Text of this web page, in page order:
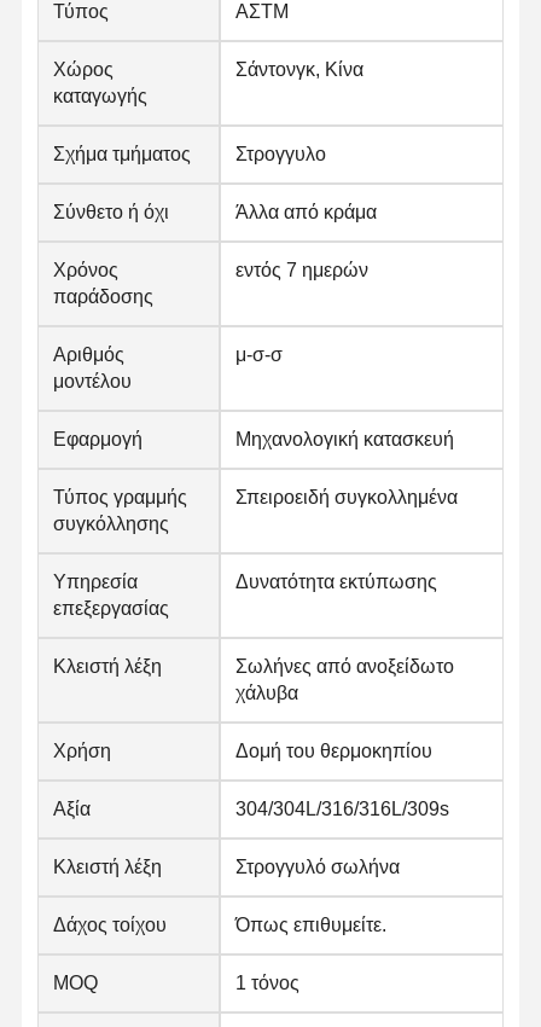
Σελίδα
Προϊόντα
Σχετικά Με
Γύρος
Τύπος ΑΣΤΜ
Χώρος
καταγωγής
Σάντονγκ, Κίνα
Σχήμα τμήματος Στρογγυλο
Σύνθετο ή όχι Άλλα από κράμα
Χρόνος
παράδοσης
εντός 7 ημερών
Αριθμός
μοντέλου
μ-σ-σ
Εφαρμογή Μηχανολογική κατασκευή
Τύπος γραμμής
συγκόλλησης
Σπειροειδή συγκολλημένα
Υπηρεσία
επεξεργασίας
Δυνατότητα εκτύπωσης
Κλειστή λέξη
Σωλήνες από ανοξείδωτο
χάλυβα
Χρήση Δομή του θερμοκηπίου
Αξία 304/304L/316/316L/309s
Κλειστή λέξη Στρογγυλό σωλήνα
Δάχος τοίχου Όπως επιθυμείτε.
MOQ 1 τόνος